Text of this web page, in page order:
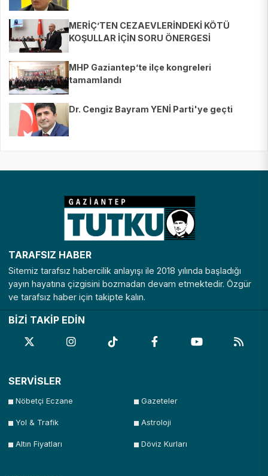
MERİÇ’TEN CEZAEVLERİNDEKİ KÖTÜ
KOŞULLAR İÇİN SORU ÖNERGESİ
MHP Gaziantep’te ilçe kongreleri
tamamlandı
Dr. Cengiz Bayram YENİ Parti'ye geçti
TARAFSIZ HABER
Sitemiz tarafsız habercilik anlayışı ile 2018 yılında başladığı
yayın hayatına çizgisini bozmadan devam etmektedir. Özgür
ve tarafsız haber için takipte kalın.
BİZİ TAKİP EDİN
SERVİSLER
Nöbetçi Eczane Gazeteler
Yol & Trafik Astroloji
Altın Fiyatları Döviz Kurları